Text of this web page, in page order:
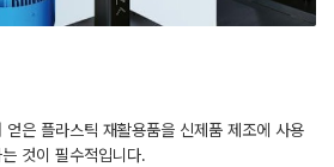
은 플라스틱 재활용품을 신제품 제조에 사용
것이 필수적입니다.